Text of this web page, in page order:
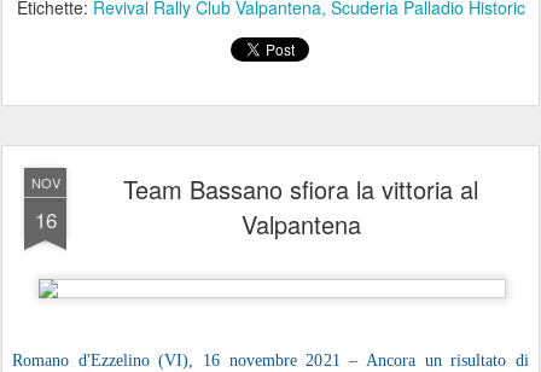
Etichette: Revival Rally Club Valpantena Scuderia Palladio Historic
NOV
16
Team Bassano sfiora la vittoria al
Valpantena
Romano d'Ezzelino (VI), 16 novembre 2021 – Ancora un risultato di